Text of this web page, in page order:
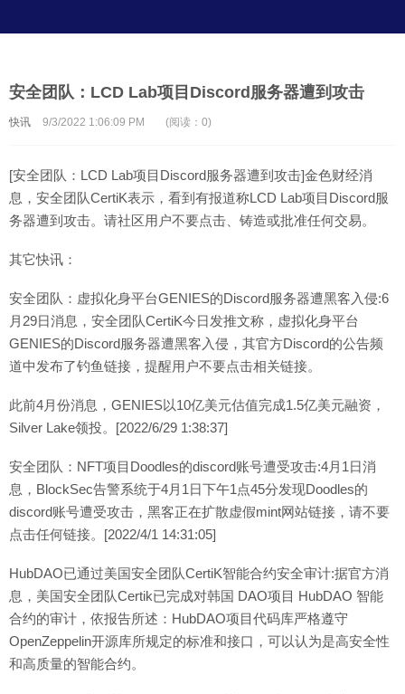
安全团队：LCD Lab项目Discord服务器遭到攻击
快讯 9/3/2022 1:06:09 PM (阅读：0)
[安全团队：LCD Lab项目Discord服务器遭到攻击]金色财经消
息，安全团队CertiK表示，看到有报道称LCD Lab项目Discord服
务器遭到攻击。请社区用户不要点击、铸造或批准任何交易。
其它快讯：
安全团队：虚拟化身平台GENIES的Discord服务器遭黑客入侵:6
月29日消息，安全团队CertiK今日发推文称，虚拟化身平台
GENIES的Discord服务器遭黑客入侵，其官方Discord的公告频
道中发布了钓鱼链接，提醒用户不要点击相关链接。
此前4月份消息，GENIES以10亿美元估值完成1.5亿美元融资，
Silver Lake领投。[2022/6/29 1:38:37]
安全团队：NFT项目Doodles的discord账号遭受攻击:4月1日消
息，BlockSec告警系统于4月1日下午1点45分发现Doodles的
discord账号遭受攻击，黑客正在扩散虚假mint网站链接，请不要
点击任何链接。[2022/4/1 14:31:05]
HubDAO已通过美国安全团队CertiK智能合约安全审计:据官方消
息，美国安全团队Certik已完成对韩国 DAO项目 HubDAO 智能
合约的审计，依报告所述：HubDAO项目代码库严格遵守
OpenZeppelin开源库所规定的标准和接口，可以认为是高安全性
和高质量的智能合约。